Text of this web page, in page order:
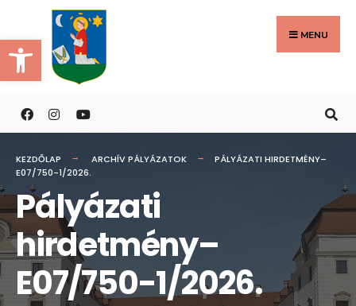
Eszköztár megnyitása
to
content
MENU
KEZDŐLAP ARCHÍV PÁLYÁZATOK
PÁLYÁZATI HIRDETMÉNY–
E07/750-1/2026.
Pályázati
hirdetmény–
E07/750-1/2026.
Search